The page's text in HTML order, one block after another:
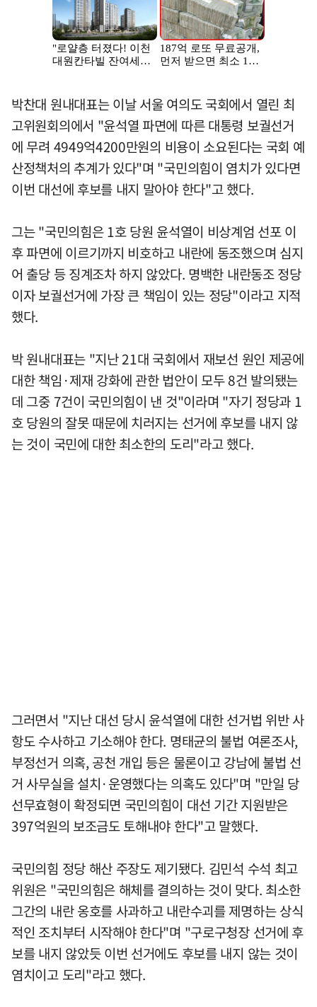
박찬대 원내대표는 이날 서울 여의도 국회에서 열린 최
고위원회의에서 "윤석열 파면에 따른 대통령 보궐선거
에 무려 4949억4200만원의 비용이 소요된다는 국회 예
산정책처의 추계가 있다"며 "국민의힘이 염치가 있다면
이번 대선에 후보를 내지 말아야 한다"고 했다.
그는 "국민의힘은 1호 당원 윤석열이 비상계엄 선포 이
후 파면에 이르기까지 비호하고 내란에 동조했으며 심지
어 출당 등 징계조차 하지 않았다. 명백한 내란동조 정당
이자 보궐선거에 가장 큰 책임이 있는 정당"이라고 지적
했다.
박 원내대표는 "지난 21대 국회에서 재보선 원인 제공에
대한 책임·제재 강화에 관한 법안이 모두 8건 발의됐는
데 그중 7건이 국민의힘이 낸 것"이라며 "자기 정당과 1
호 당원의 잘못 때문에 치러지는 선거에 후보를 내지 않
는 것이 국민에 대한 최소한의 도리"라고 했다.
그러면서 "지난 대선 당시 윤석열에 대한 선거법 위반 사
항도 수사하고 기소해야 한다. 명태균의 불법 여론조사,
부정선거 의혹, 공천 개입 등은 물론이고 강남에 불법 선
거 사무실을 설치·운영했다는 의혹도 있다"며 "만일 당
선무효형이 확정되면 국민의힘이 대선 기간 지원받은
397억원의 보조금도 토해내야 한다"고 말했다.
국민의힘 정당 해산 주장도 제기됐다. 김민석 수석 최고
위원은 "국민의힘은 해체를 결의하는 것이 맞다. 최소한
그간의 내란 옹호를 사과하고 내란수괴를 제명하는 상식
적인 조치부터 시작해야 한다"며 "구로구청장 선거에 후
보를 내지 않았듯 이번 선거에도 후보를 내지 않는 것이
염치이고 도리"라고 했다.